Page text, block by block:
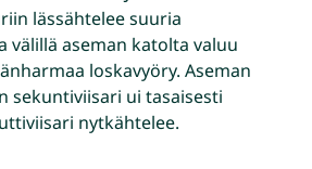
lässähtelee suuria
välillä aseman katolta valuu
loskavyöry. Aseman
sekuntiviisari ui tasaisesti
nytkähtelee.